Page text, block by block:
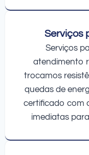
Serviços
Serviços
atendimento
trocamos
quedas de
certificado com
imediatas